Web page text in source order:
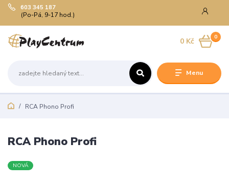
Menu
603 345 187
(Po-Pá, 9-17 hod.)
0
0 Kč
RCA Phono Profi
RCA Phono Profi
NOVÁ